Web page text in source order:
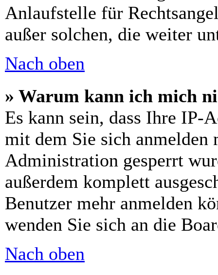
Anlaufstelle für
außer solchen, die weiter
Nach oben
» Warum kann ich mich
Es kann sein, dass Ihre IP-
mit dem Sie sich anmelden
Administration gesperrt
außerdem komplett
Benutzer mehr anmelden
wenden Sie sich an die
Nach oben